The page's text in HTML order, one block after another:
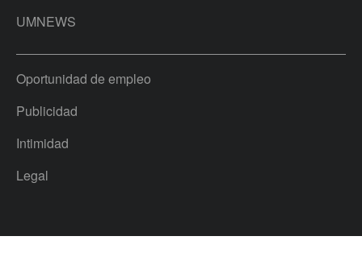
UMNEWS
Oportunidad de empleo
Publicidad
Intimidad
Legal